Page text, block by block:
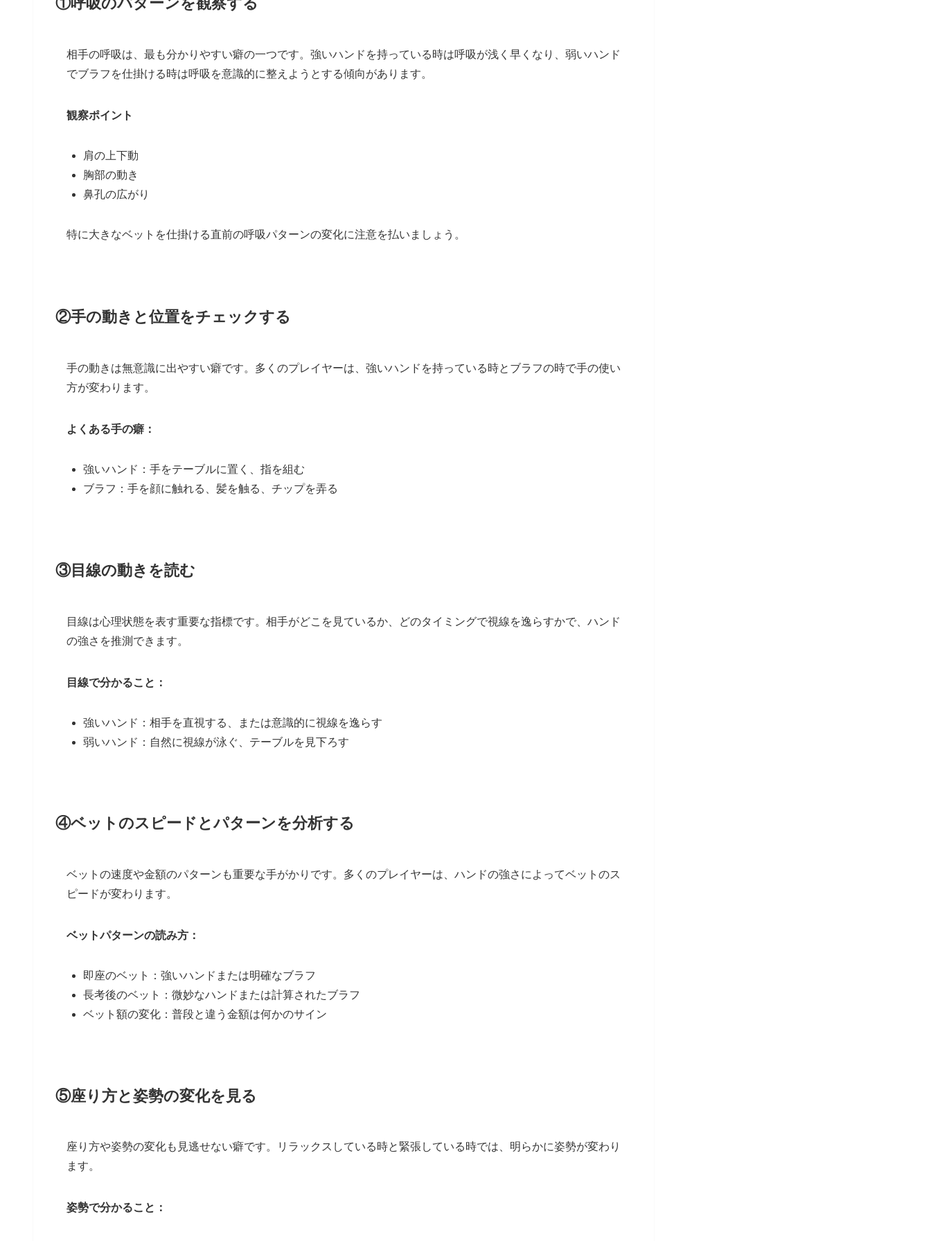
相手の呼吸は、最も分かりやすい癖の一つです。強いハンドを持っている時は呼吸が浅く早くなり、弱いハンド
でブラフを仕掛ける時は呼吸を意識的に整えようとする傾向があります。
観察ポイント
肩の上下動
胸部の動き
鼻孔の広がり
特に大きなベットを仕掛ける直前の呼吸パターンの変化に注意を払いましょう。
②手の動きと位置をチェックする
手の動きは無意識に出やすい癖です。多くのプレイヤーは、強いハンドを持っている時とブラフの時で手の使い
方が変わります。
よくある手の癖：
強いハンド：手をテーブルに置く、指を組む
ブラフ：手を顔に触れる、髪を触る、チップを弄る
③目線の動きを読む
目線は心理状態を表す重要な指標です。相手がどこを見ているか、どのタイミングで視線を逸らすかで、ハンド
の強さを推測できます。
目線で分かること：
強いハンド：相手を直視する、または意識的に視線を逸らす
弱いハンド：自然に視線が泳ぐ、テーブルを見下ろす
④ベットのスピードとパターンを分析する
ベットの速度や金額のパターンも重要な手がかりです。多くのプレイヤーは、ハンドの強さによってベットのス
ピードが変わります。
ベットパターンの読み方：
即座のベット：強いハンドまたは明確なブラフ
長考後のベット：微妙なハンドまたは計算されたブラフ
ベット額の変化：普段と違う金額は何かのサイン
⑤座り方と姿勢の変化を見る
座り方や姿勢の変化も見逃せない癖です。リラックスしている時と緊張している時では、明らかに姿勢が変わり
ます。
姿勢で分かること：